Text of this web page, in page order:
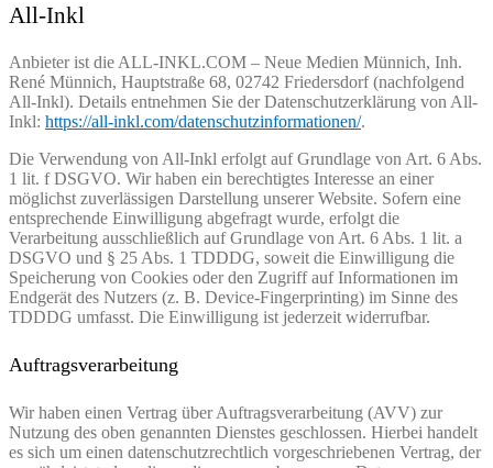
All-Inkl
Anbieter ist die ALL-INKL.COM – Neue Medien Münnich, Inh.
René Münnich, Hauptstraße 68, 02742 Friedersdorf (nachfolgend
All-Inkl). Details entnehmen Sie der Datenschutzerklärung von All-
Inkl: https://all-inkl.com/datenschutzinformationen/.
Die Verwendung von All-Inkl erfolgt auf Grundlage von Art. 6 Abs.
1 lit. f DSGVO. Wir haben ein berechtigtes Interesse an einer
möglichst zuverlässigen Darstellung unserer Website. Sofern eine
entsprechende Einwilligung abgefragt wurde, erfolgt die
Verarbeitung ausschließlich auf Grundlage von Art. 6 Abs. 1 lit. a
DSGVO und § 25 Abs. 1 TDDDG, soweit die Einwilligung die
Speicherung von Cookies oder den Zugriff auf Informationen im
Endgerät des Nutzers (z. B. Device-Fingerprinting) im Sinne des
TDDDG umfasst. Die Einwilligung ist jederzeit widerrufbar.
Auftragsverarbeitung
Wir haben einen Vertrag über Auftragsverarbeitung (AVV) zur
Nutzung des oben genannten Dienstes geschlossen. Hierbei handelt
es sich um einen datenschutzrechtlich vorgeschriebenen Vertrag, der